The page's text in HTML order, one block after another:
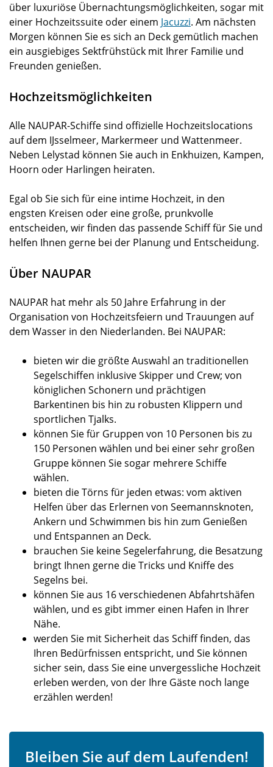
über luxuriöse Übernachtungsmöglichkeiten, sogar mit
einer Hochzeitssuite oder einem Jacuzzi. Am nächsten
Morgen können Sie es sich an Deck gemütlich machen
ein ausgiebiges Sektfrühstück mit Ihrer Familie und
Freunden genießen.
Hochzeitsmöglichkeiten
Alle NAUPAR-Schiffe sind offizielle Hochzeitslocations
auf dem IJsselmeer, Markermeer und Wattenmeer.
Neben Lelystad können Sie auch in Enkhuizen, Kampen,
Hoorn oder Harlingen heiraten.
Egal ob Sie sich für eine intime Hochzeit, in den
engsten Kreisen oder eine große, prunkvolle
entscheiden, wir finden das passende Schiff für Sie und
helfen Ihnen gerne bei der Planung und Entscheidung.
Über NAUPAR
NAUPAR hat mehr als 50 Jahre Erfahrung in der
Organisation von Hochzeitsfeiern und Trauungen auf
dem Wasser in den Niederlanden. Bei NAUPAR:
bieten wir die größte Auswahl an traditionellen
Segelschiffen inklusive Skipper und Crew; von
königlichen Schonern und prächtigen
Barkentinen bis hin zu robusten Klippern und
sportlichen Tjalks.
können Sie für Gruppen von 10 Personen bis zu
150 Personen wählen und bei einer sehr großen
Gruppe können Sie sogar mehrere Schiffe
wählen.
bieten die Törns für jeden etwas: vom aktiven
Helfen über das Erlernen von Seemannsknoten,
Ankern und Schwimmen bis hin zum Genießen
und Entspannen an Deck.
brauchen Sie keine Segelerfahrung, die Besatzung
bringt Ihnen gerne die Tricks und Kniffe des
Segelns bei.
können Sie aus 16 verschiedenen Abfahrtshäfen
wählen, und es gibt immer einen Hafen in Ihrer
Nähe.
werden Sie mit Sicherheit das Schiff finden, das
Ihren Bedürfnissen entspricht, und Sie können
sicher sein, dass Sie eine unvergessliche Hochzeit
erleben werden, von der Ihre Gäste noch lange
erzählen werden!
Bleiben Sie auf dem Laufenden!